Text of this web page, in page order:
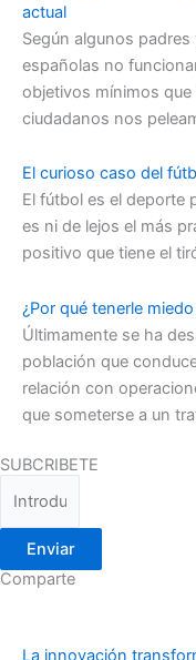
actual
Según algunos
españolas no
objetivos mínimos
ciudadanos nos
El curioso caso del
El fútbol es el deporte
es ni de lejos el más
positivo que tiene el
¿Por qué tenerle
Últimamente se ha
población que
relación con
que someterse a un
SUBCRIBETE
Enviar
Comparte
La innovación